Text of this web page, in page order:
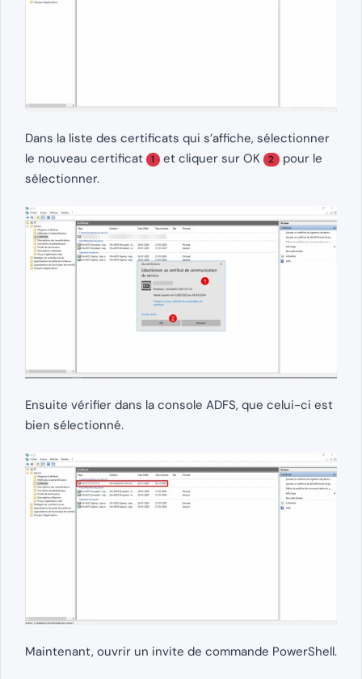
Dans la liste des certificats qui s’affiche, sélectionner
le nouveau certificat
1 et cliquer sur OK 2 pour le
sélectionner.
Ensuite vérifier dans la console ADFS, que celui-ci est
bien sélectionné.
Maintenant, ouvrir un invite de commande PowerShell.